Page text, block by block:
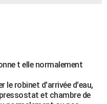
t elle normalement
le robinet d'arrivée d'eau,
et chambre de